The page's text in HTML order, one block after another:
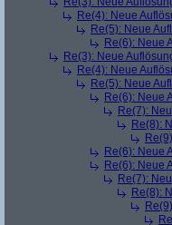
Re(4): Neue
Re(5): Neue
Re(6): Neue
Re(3): Neue
Re(4): Neue
Re(5): Neue
Re(6): Neue
Re(7):
Re(8):
Re(6): Neue
Re(6): Neue
Re(7):
Re(8):